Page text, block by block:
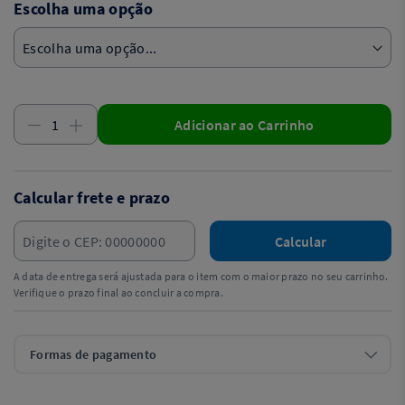
Escolha uma opção
Adicionar ao Carrinho
Calcular frete e prazo
Calcular
A data de entrega será ajustada para o item com o maior prazo no seu carrinho.
Verifique o prazo final ao concluir a compra.
Formas de pagamento